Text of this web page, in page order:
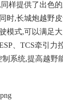
样提供了出色
时,长城炮越野
模式,可以满足
、TCS牵引力
系统,提高越野